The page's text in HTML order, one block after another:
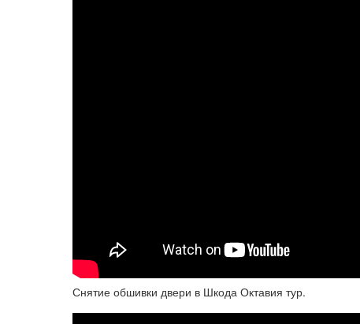
Снятие обшивки двери в Шкода Октавия тур.